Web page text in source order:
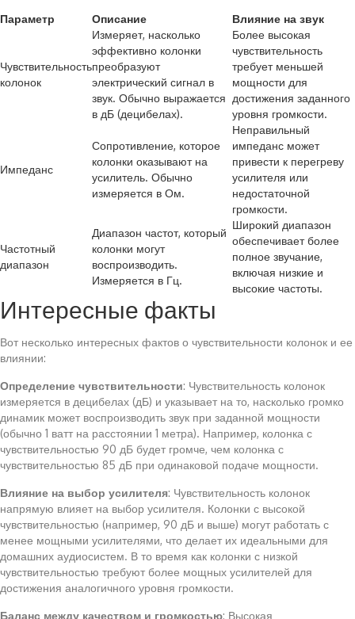
Параметр Описание Влияние на звук
Чувствительность
колонок
Измеряет, насколько
эффективно колонки
преобразуют
электрический сигнал в
звук. Обычно выражается
в дБ (децибелах).
Более высокая
чувствительность
требует меньшей
мощности для
достижения заданного
уровня громкости.
Импеданс
Сопротивление, которое
колонки оказывают на
усилитель. Обычно
измеряется в Ом.
Неправильный
импеданс может
привести к перегреву
усилителя или
недостаточной
громкости.
Частотный
диапазон
Диапазон частот, который
колонки могут
воспроизводить.
Измеряется в Гц.
Широкий диапазон
обеспечивает более
полное звучание,
включая низкие и
высокие частоты.
Интересные факты
Вот несколько интересных фактов о чувствительности колонок и ее
влиянии:
Определение чувствительности: Чувствительность колонок
измеряется в децибелах (дБ) и указывает на то, насколько громко
динамик может воспроизводить звук при заданной мощности
(обычно 1 ватт на расстоянии 1 метра). Например, колонка с
чувствительностью 90 дБ будет громче, чем колонка с
чувствительностью 85 дБ при одинаковой подаче мощности.
Влияние на выбор усилителя: Чувствительность колонок
напрямую влияет на выбор усилителя. Колонки с высокой
чувствительностью (например, 90 дБ и выше) могут работать с
менее мощными усилителями, что делает их идеальными для
домашних аудиосистем. В то время как колонки с низкой
чувствительностью требуют более мощных усилителей для
достижения аналогичного уровня громкости.
Баланс между качеством и громкостью: Высокая